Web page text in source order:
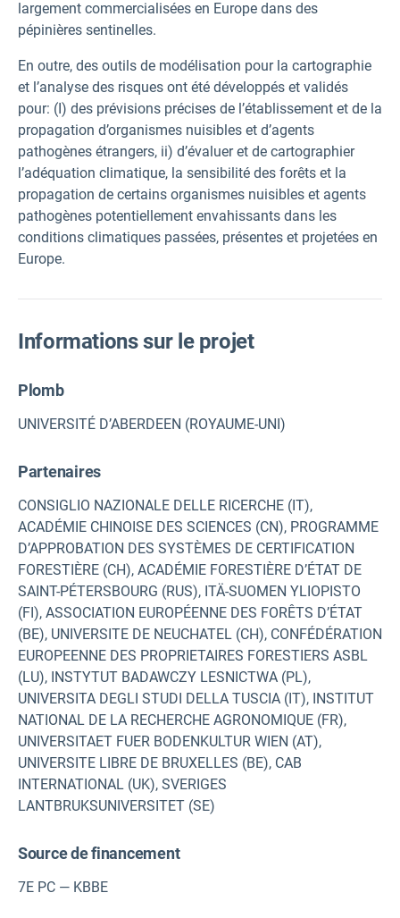
largement commercialisées en Europe dans des
pépinières sentinelles.
En outre, des outils de modélisation pour la cartographie
et l’analyse des risques ont été développés et validés
pour: (I) des prévisions précises de l’établissement et de la
propagation d’organismes nuisibles et d’agents
pathogènes étrangers, ii) d’évaluer et de cartographier
l’adéquation climatique, la sensibilité des forêts et la
propagation de certains organismes nuisibles et agents
pathogènes potentiellement envahissants dans les
conditions climatiques passées, présentes et projetées en
Europe.
Informations sur le projet
Plomb
UNIVERSITÉ D’ABERDEEN (ROYAUME-UNI)
Partenaires
CONSIGLIO NAZIONALE DELLE RICERCHE (IT),
ACADÉMIE CHINOISE DES SCIENCES (CN), PROGRAMME
D’APPROBATION DES SYSTÈMES DE CERTIFICATION
FORESTIÈRE (CH), ACADÉMIE FORESTIÈRE D’ÉTAT DE
SAINT-PÉTERSBOURG (RUS), ITÄ-SUOMEN YLIOPISTO
(FI), ASSOCIATION EUROPÉENNE DES FORÊTS D’ÉTAT
(BE), UNIVERSITE DE NEUCHATEL (CH), CONFÉDÉRATION
EUROPEENNE DES PROPRIETAIRES FORESTIERS ASBL
(LU), INSTYTUT BADAWCZY LESNICTWA (PL),
UNIVERSITA DEGLI STUDI DELLA TUSCIA (IT), INSTITUT
NATIONAL DE LA RECHERCHE AGRONOMIQUE (FR),
UNIVERSITAET FUER BODENKULTUR WIEN (AT),
UNIVERSITE LIBRE DE BRUXELLES (BE), CAB
INTERNATIONAL (UK), SVERIGES
LANTBRUKSUNIVERSITET (SE)
Source de financement
7E PC — KBBE